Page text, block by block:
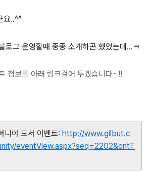
요..^^
로그 운영할때 종종 소개하곤 했었는데...ㅋ
정보를 아래 링크걸어 두겠습니다~!!
니야 도서 이벤트: http://www.gilbut.c
eventView.aspx?seq=2202&cntT